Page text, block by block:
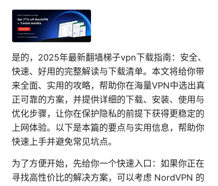
是的，2025年最新翻墙梯子vpn下载指南：安全、
快速、好用的完整解读与下载清单。本文将给你带
来全面、实用的攻略，帮助你在海量VPN中选出真
正可靠的方案，并提供详细的下载、安装、使用与
优化步骤，让你在保护隐私的前提下获得更稳定的
上网体验。以下是本篇的要点与实用信息，帮助你
快速上手并避免常见坑点。
为了方便开始，先给你一个快速入口：如果你正在
寻找高性价比的解决方案，可以考虑 NordVPN 的